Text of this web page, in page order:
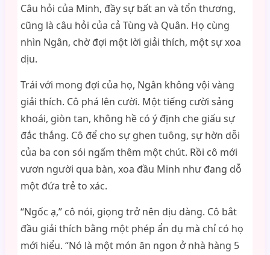
Câu hỏi của Minh, đầy sự bất an và tổn thương,
cũng là câu hỏi của cả Tùng và Quân. Họ cùng
nhìn Ngân, chờ đợi một lời giải thích, một sự xoa
dịu.
Trái với mong đợi của họ, Ngân không vội vàng
giải thích. Cô phá lên cười. Một tiếng cười sảng
khoái, giòn tan, không hề có ý định che giấu sự
đắc thắng. Cô để cho sự ghen tuông, sự hờn dỗi
của ba con sói ngấm thêm một chút. Rồi cô mới
vươn người qua bàn, xoa đầu Minh như đang dỗ
một đứa trẻ to xác.
“Ngốc ạ,” cô nói, giọng trở nên dịu dàng. Cô bắt
đầu giải thích bằng một phép ẩn dụ mà chỉ có họ
mới hiểu. “Nó là một món ăn ngon ở nhà hàng 5